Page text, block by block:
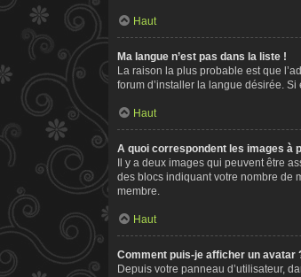
Haut
Ma langue n’est pas dans la liste !
La raison la plus probable est que
forum d’installer la langue désirée.
Haut
A quoi correspondent les images à
Il y a deux images qui peuvent être
des blocs indiquant votre nombre de
membre.
Haut
Comment puis-je afficher un avatar
Depuis votre panneau d’utilisateur,